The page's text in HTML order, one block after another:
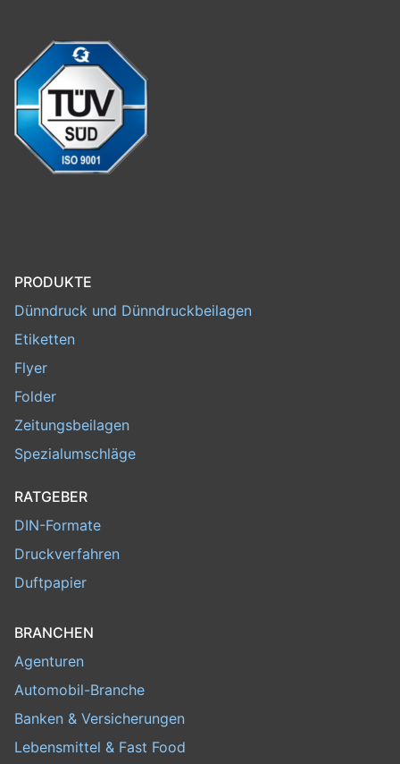
PRODUKTE
Dünndruck und Dünndruckbeilagen
Etiketten
Flyer
Folder
Zeitungsbeilagen
Spezialumschläge
RATGEBER
DIN-Formate
Druckverfahren
Duftpapier
BRANCHEN
Agenturen
Automobil-Branche
Banken & Versicherungen
Lebensmittel & Fast Food